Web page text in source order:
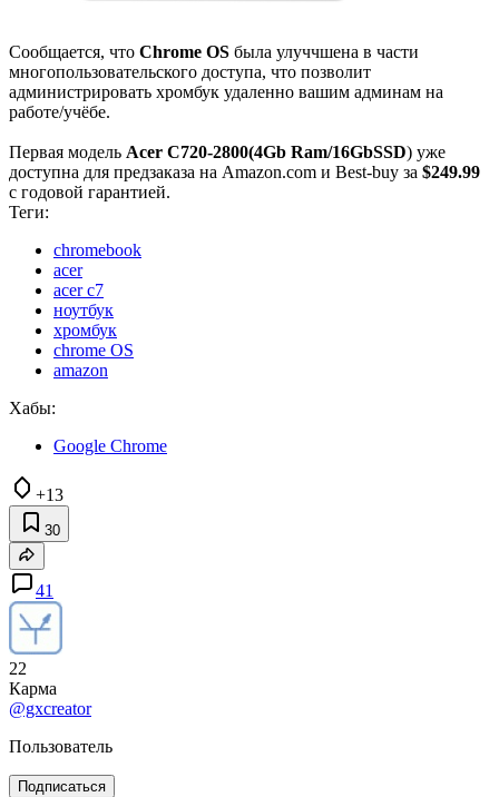
Сообщается, что Chrome OS была улуччшена в части
многопользовательского доступа, что позволит
администрировать хромбук удаленно вашим админам на
работе/учёбе.
Первая модель Acer C720-2800(4Gb Ram/16GbSSD) уже
доступна для предзаказа на Amazon.com и Best-buy за $249.99
с годовой гарантией.
Теги:
chromebook
acer
acer c7
ноутбук
хромбук
chrome OS
amazon
Хабы:
Google Chrome
+13
30
41
22
Карма
@gxcreator
Пользователь
Подписаться